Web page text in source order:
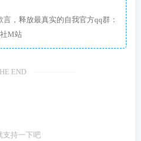
，释放最真实的自我官方qq群：
头社M站
END
支持一下吧